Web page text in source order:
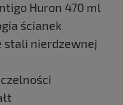
Huron 470 ml
ścianek
stali nierdzewnej